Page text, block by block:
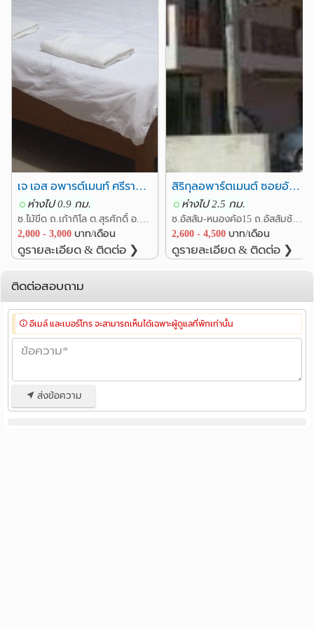
เจ เอส อพารต์เมนท์ ศรีราชา ชลบุรี ย่านกลางเมืองศรีราชา
ห่างไป 0.9 กม.
2,000 - 3,000 บาท/เดือน
ดูรายละเอียด & ติดต่อ ❯
สิริกุลอพาร์ตเมนต์ ซอยอัสสัมชัญศรีราชา ใกล้วัดไร่กล้วย
ห่างไป 2.5 กม.
ซ.อัสสัม-หนองค้อ15 ถ.อัสสัมชัญ-หนองค้อ(ทางหลวง3241) ต.สุรศักดิ์ อ.ศรีราชา ชลบุรี
2,600 - 4,500 บาท/เดือน
ดูรายละเอียด & ติดต่อ ❯
ติดต่อสอบถาม
อีเมล์ และเบอร์โทร จะสามารถเห็นได้เฉพาะผู้ดูแลที่พักเท่านั้น
ส่งข้อความ